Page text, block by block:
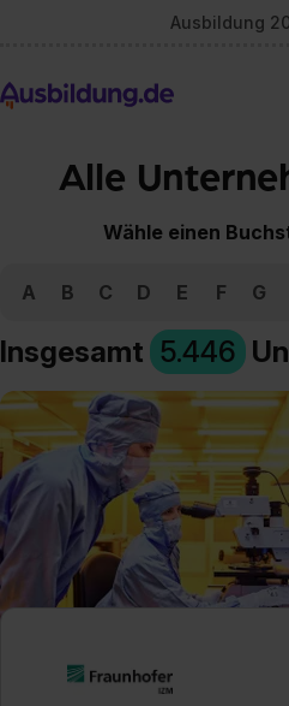
Ausbildung
Alle
Wähle einen
A B C D E F G
Insgesamt 5.446